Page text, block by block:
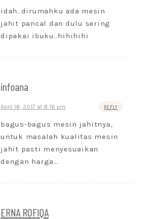
idah..dirumahku ada mesin
jahit pancal dan dulu sering
dipakai ibuku..hihihihi
infoana
April 18, 2017 at 8:16 pm REPLY
bagus-bagus mesin jahitnya,
untuk masalah kualitas mesin
jahit pasti menyesuaikan
dengan harga…
ERNA ROFIQA